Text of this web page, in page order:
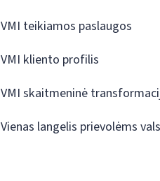
VMI teikiamos paslaugos
VMI kliento profilis
VMI skaitmeninė
Vienas langelis prievolėms